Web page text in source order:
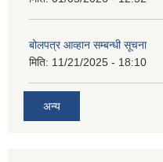
बोलपत्र आव्हान सम्बन्धी सूचना
मिति: 11/21/2025 - 18:10
अन्य